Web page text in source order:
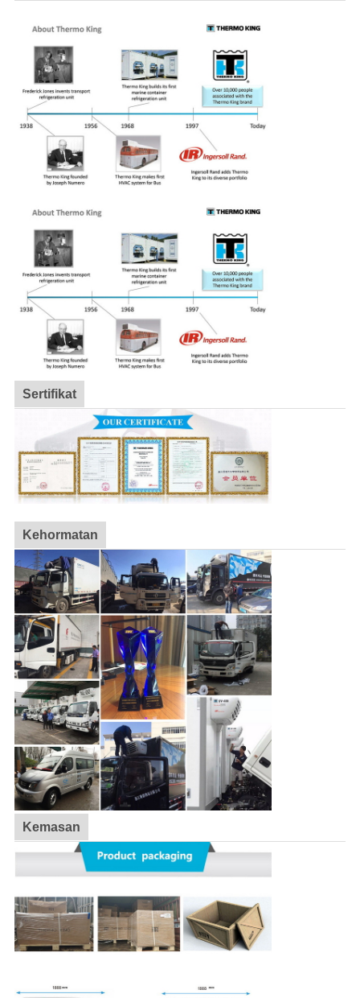
Sertifikat
Kehormatan
Kemasan